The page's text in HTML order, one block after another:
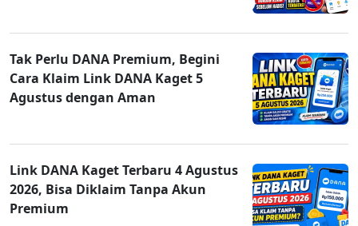
Tak Perlu DANA Premium, Begini
Cara Klaim Link DANA Kaget 5
Agustus dengan Aman
Link DANA Kaget Terbaru 4 Agustus
2026, Bisa Diklaim Tanpa Akun
Premium